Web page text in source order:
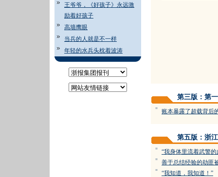
王爷爷，《好孩子》永远激
励着好孩子
高墙鹰眼
当兵的人就是不一样
年轻的水兵头枕着波涛
第三版：第
= 账本暴露了超载背后
第五版：浙
= “我身体里流着武警的
= 善于总结经验的劫匪
= “我知道，我知道！”